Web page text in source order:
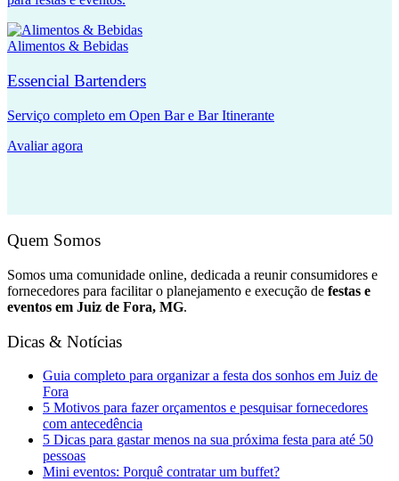
Alimentos & Bebidas
Essencial Bartenders
Serviço completo em Open Bar e Bar Itinerante
Avaliar agora
Quem Somos
Somos uma comunidade online, dedicada a reunir consumidores e
fornecedores para facilitar o planejamento e execução de festas e
eventos em Juiz de Fora, MG.
Dicas & Notícias
Guia completo para organizar a festa dos sonhos em Juiz de
Fora
5 Motivos para fazer orçamentos e pesquisar fornecedores
com antecedência
5 Dicas para gastar menos na sua próxima festa para até 50
pessoas
Mini eventos: Porquê contratar um buffet?